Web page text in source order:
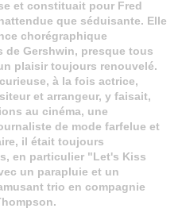
et constituait pour Fred
que séduisante. Elle
chorégraphique
de Gershwin, presque tous
plaisir toujours renouvelé.
à la fois actrice,
et arrangeur, y faisait,
au cinéma, une
de mode farfelue et
il était toujours
en particulier "Let's Kiss
un parapluie et un
trio en compagnie